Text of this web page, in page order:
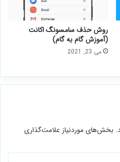
روش حذف سامسونگ اکانت
(آموزش گام به گام)
می 23, 2021
بخش‌های موردنیاز علامت‌گذاری